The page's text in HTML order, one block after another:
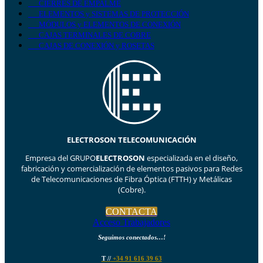
CIERRES DE EMPALME
ELEMENTOS y SISTEMAS DE PROTECCIÓN
MÓDULOS y ELEMENTOS DE CONEXIÓN
CAJAS TERMINALES DE COBRE
CAJAS DE CONEXIÓN y ROSETAS
ELECTROSON TELECOMUNICACIÓN
Empresa del GRUPOELECTROSON especializada en el diseño,
fabricación y comercialización de elementos pasivos para Redes
de Telecomunicaciones de Fibra Óptica (FTTH) y Metálicas
(Cobre).
CONTACTA
Acceso Trabajadores
Seguimos conectados…!
T //+34 91 616 39 63